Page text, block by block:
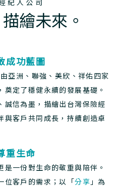
紀人公司
繪未來。
成功藍圖
亞洲、聯強、美欣、祥佑四家
定了穩健永續的發展基礎。
誠信為墨，描繪出台灣保險經
與客戶共同成長，持續創造卓
重生命
一份對生命的敬重與陪伴。
位客戶的需求；以「分享 」為